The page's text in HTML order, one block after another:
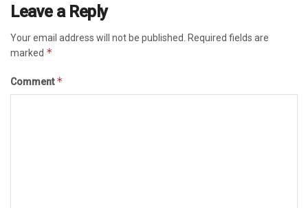
Leave a Reply
Your email address will not be published.
Required fields are
marked *
Comment*